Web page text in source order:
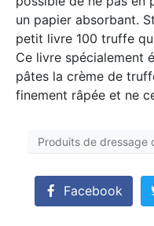
un papier absorbant.
petit livre 100 truffe
Ce livre spécialement
pâtes la crème de
finement râpée et ne
Produits de dressage
Facebook